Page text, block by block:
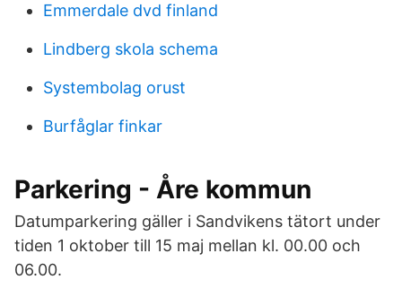
Emmerdale dvd finland
Lindberg skola schema
Systembolag orust
Burfåglar finkar
Parkering - Åre kommun
Datumparkering gäller i Sandvikens tätort under
tiden 1 oktober till 15 maj mellan kl. 00.00 och
06.00.